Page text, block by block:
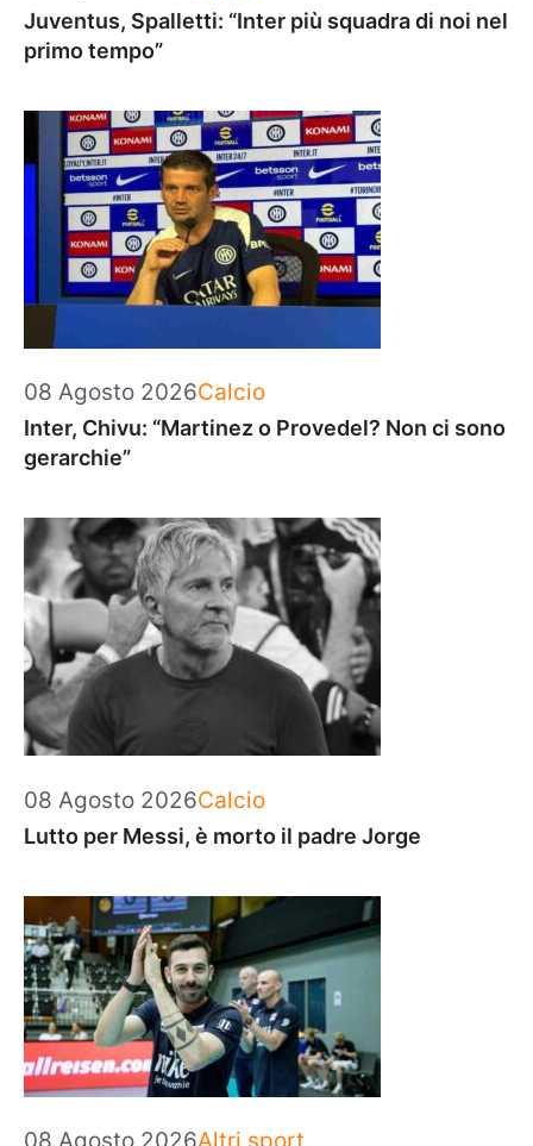
Juventus, Spalletti: “Inter più squadra di noi nel
primo tempo”
08 Agosto 2026Categorie
Calcio
Inter, Chivu: “Martinez o Provedel? Non ci sono
gerarchie”
08 Agosto 2026Categorie
Calcio
Lutto per Messi, è morto il padre Jorge
Categorie